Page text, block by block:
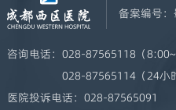
备案编号：
咨询电话： 028-87565118（
028-87565114（24小
医院投诉电话： 028-87565091